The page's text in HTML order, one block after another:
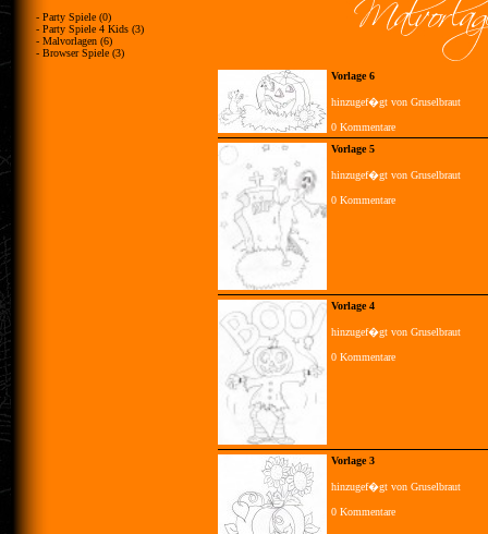
- Party Spiele (0)
- Party Spiele 4 Kids (3)
- Malvorlagen (6)
- Browser Spiele (3)
Vorlage 6
hinzugef�gt von Gruselbraut
0 Kommentare
Vorlage 5
hinzugef�gt von Gruselbraut
0 Kommentare
Vorlage 4
hinzugef�gt von Gruselbraut
0 Kommentare
Vorlage 3
hinzugef�gt von Gruselbraut
0 Kommentare